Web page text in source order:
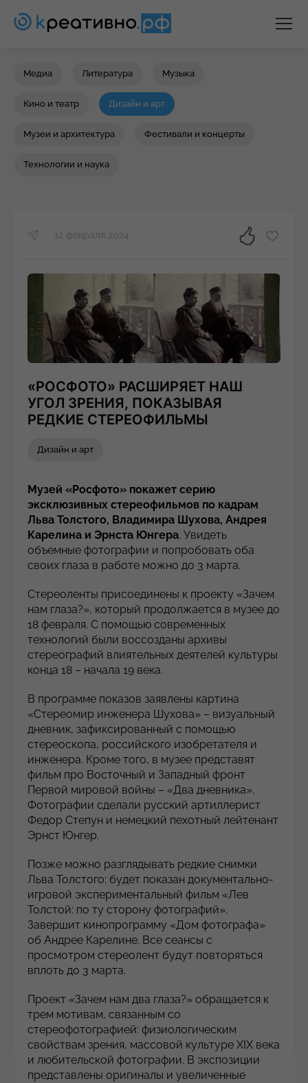
Медиа Литература Музыка
Кино и театр Дизайн и арт
Музеи и архитектура Фестивали и концерты
Технологии и наука
12 февраля 2024
«РОСФОТО» РАСШИРЯЕТ НАШ
УГОЛ ЗРЕНИЯ, ПОКАЗЫВАЯ
РЕДКИЕ СТЕРЕОФИЛЬМЫ
Дизайн и арт
Музей «Росфото» покажет серию
эксклюзивных стереофильмов по кадрам
Льва Толстого, Владимира Шухова, Андрея
Карелина и Эрнста Юнгера. Увидеть
объемные фотографии и попробовать оба
своих глаза в работе можно до 3 марта.
Стереоленты присоединены к проекту «Зачем
нам глаза?», который продолжается в музее до
18 февраля. С помощью современных
технологий были воссозданы архивы
стереографий влиятельных деятелей культуры
конца 18 – начала 19 века.
В программе показов заявлены картина
«Стереомир инженера Шухова» – визуальный
дневник, зафиксированный с помощью
стереоскопа, российского изобретателя и
инженера. Кроме того, в музее представят
фильм про Восточный и Западный фронт
Первой мировой войны – «Два дневника».
Фотографии сделали русский артиллерист
Федор Степун и немецкий пехотный лейтенант
Эрнст Юнгер.
Позже можно разглядывать редкие снимки
Льва Толстого: будет показан документально-
игровой экспериментальный фильм «Лев
Толстой: по ту сторону фотографий».
Завершит кинопрограмму «Дом фотографа»
об Андрее Карелине. Все сеансы с
просмотром стереолент будут повторяться
вплоть до 3 марта.
Проект «Зачем нам два глаза?» обращается к
трем мотивам, связанным со
стереофотографией: физиологическим
свойствам зрения, массовой культуре XIX века
и любительской фотографии. В экспозиции
представлены оригиналы и увеличенные